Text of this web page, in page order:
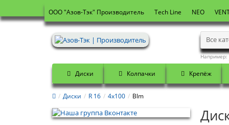
OOO "Азов-Тэк" Производитель Tech Line NEO
Все
Например:
Диски Колпачки Крепёж
Диски R 16 4x100 Blm